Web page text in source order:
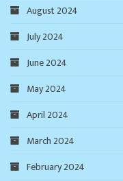
August 2024
July 2024
June 2024
May 2024
April 2024
March 2024
February 2024